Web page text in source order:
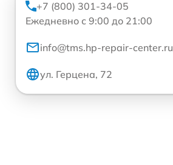
+7 (800) 301-34-05
Ежедневно с 9:00 до 21:00
info@tms.hp-repair-center.ru
ул. Герцена, 72